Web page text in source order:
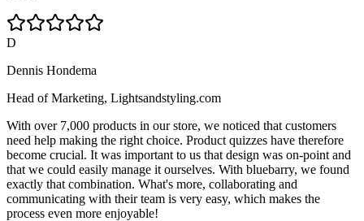
D
Dennis Hondema
Head of Marketing, Lightsandstyling.com
With over 7,000 products in our store, we noticed that customers
need help making the right choice. Product quizzes have therefore
become crucial. It was important to us that design was on-point and
that we could easily manage it ourselves. With bluebarry, we found
exactly that combination. What's more, collaborating and
communicating with their team is very easy, which makes the
process even more enjoyable!